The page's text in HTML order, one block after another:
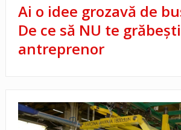
Ai o idee grozavă de
De ce să NU te
antreprenor